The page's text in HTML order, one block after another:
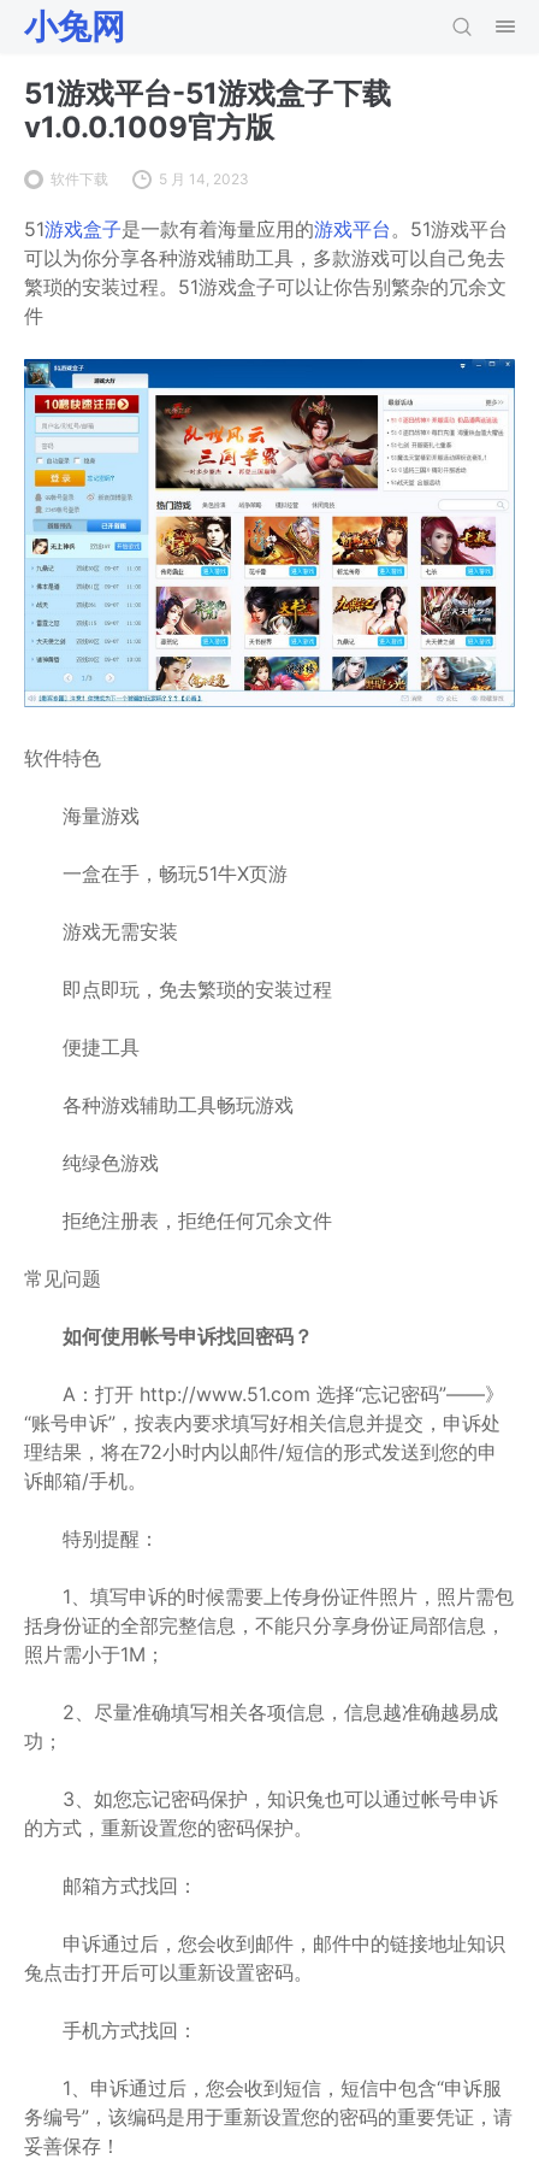
小兔网
51游戏平台-51游戏盒子下载
v1.0.0.1009官方版
软件下载 5 月 14, 2023
51游戏盒子是一款有着海量应用的游戏平台。51游戏平台
可以为你分享各种游戏辅助工具，多款游戏可以自己免去
繁琐的安装过程。51游戏盒子可以让你告别繁杂的冗余文
件
软件特色
海量游戏
一盒在手，畅玩51牛X页游
游戏无需安装
即点即玩，免去繁琐的安装过程
便捷工具
各种游戏辅助工具畅玩游戏
纯绿色游戏
拒绝注册表，拒绝任何冗余文件
常见问题
如何使用帐号申诉找回密码？
A：打开 http://www.51.com 选择“忘记密码”——》
“账号申诉”，按表内要求填写好相关信息并提交，申诉处
理结果，将在72小时内以邮件/短信的形式发送到您的申
诉邮箱/手机。
特别提醒：
1、填写申诉的时候需要上传身份证件照片，照片需包
括身份证的全部完整信息，不能只分享身份证局部信息，
照片需小于1M；
2、尽量准确填写相关各项信息，信息越准确越易成
功；
3、如您忘记密码保护，知识兔也可以通过帐号申诉
的方式，重新设置您的密码保护。
邮箱方式找回：
申诉通过后，您会收到邮件，邮件中的链接地址知识
兔点击打开后可以重新设置密码。
手机方式找回：
1、申诉通过后，您会收到短信，短信中包含“申诉服
务编号”，该编码是用于重新设置您的密码的重要凭证，请
妥善保存！